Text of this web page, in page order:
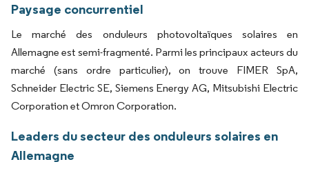
Paysage concurrentiel
Le marché des onduleurs photovoltaïques solaires en
Allemagne est semi-fragmenté. Parmi les principaux acteurs du
marché (sans ordre particulier), on trouve FIMER SpA,
Schneider Electric SE, Siemens Energy AG, Mitsubishi Electric
Corporation et Omron Corporation.
Leaders du secteur des onduleurs solaires en
Allemagne